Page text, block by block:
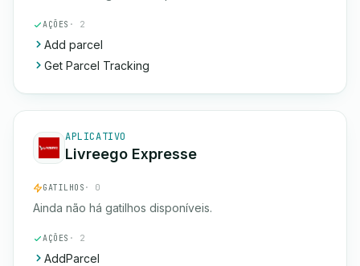
AÇÕES · 2
Add parcel
Get Parcel Tracking
APLICATIVO
Livreego Expresse
GATILHOS · 0
Ainda não há gatilhos disponíveis.
AÇÕES · 2
AddParcel